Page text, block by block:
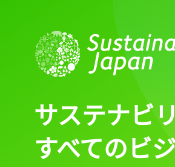
サステナビ
すべてのビ